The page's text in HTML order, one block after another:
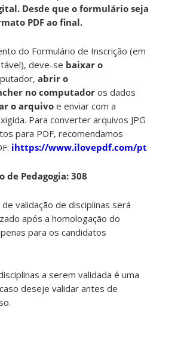
Desde que o formulário seja
PDF ao final.
do Formulário de Inscrição (em
deve-se baixar o
abrir o
no computador os dados
o arquivo e enviar com a
Para converter arquivos JPG
para PDF, recomendamos
ihttps://www.ilovepdf.com/pt
de Pedagogia: 308
validação de disciplinas será
após a homologação do
para os candidatos
a serem validada é uma
deseje validar antes de